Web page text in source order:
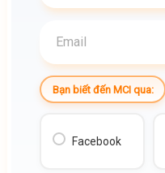
Bạn biết đến MCI qua:
Facebook